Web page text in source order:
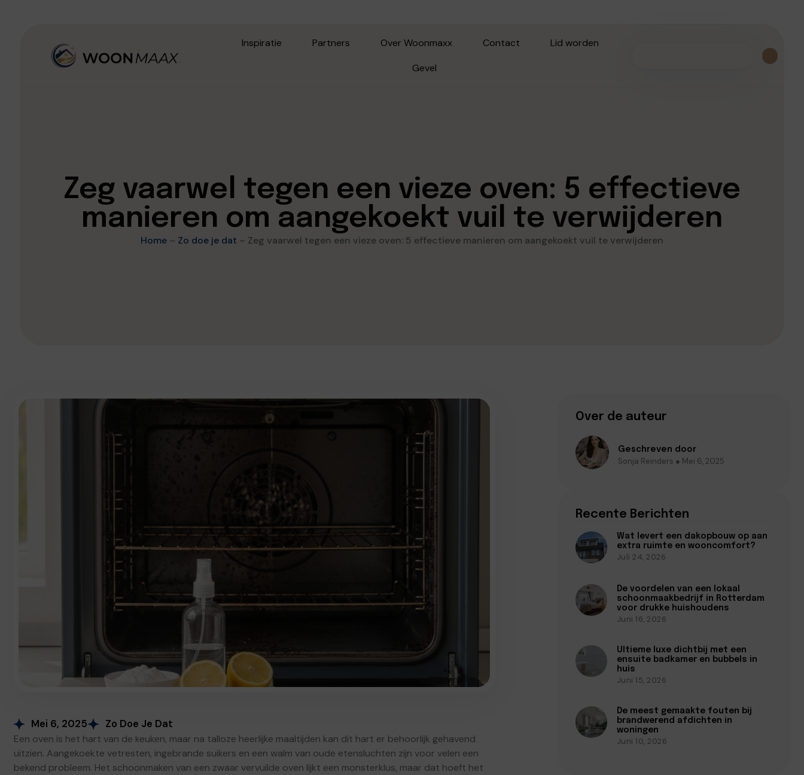
Inspiratie Partners Over Woonmaxx Contact
Lid worden
Gevel
Zeg vaarwel tegen een vieze oven: 5 effectieve
manieren om aangekoekt vuil te verwijderen
Home– Zo doe je dat – Zeg vaarwel tegen een vieze oven: 5 effectieve manieren om aangekoekt vuil te verwijderen
Mei 6, 2025 Zo Doe Je Dat
Een oven is het hart van de keuken, maar na talloze heerlijke maaltijden kan dit hart er behoorlijk gehavend
uitzien. Aangekoekte vetresten, ingebrande suikers en een walm van oude etensluchten zijn voor velen een
bekend probleem. Het schoonmaken van een zwaar vervuilde oven lijkt een monsterklus, maar dat hoeft het
Over de auteur
Geschreven door
Sonja Reinders ● Mei 6, 2025
Recente Berichten
Wat levert een dakopbouw op aan
extra ruimte en wooncomfort?
Juli 24, 2026
De voordelen van een lokaal
schoonmaakbedrijf in Rotterdam
voor drukke huishoudens
Juni 16, 2026
Ultieme luxe dichtbij met een
ensuite badkamer en bubbels in
huis
Juni 15, 2026
De meest gemaakte fouten bij
brandwerend afdichten in
woningen
Juni 10, 2026